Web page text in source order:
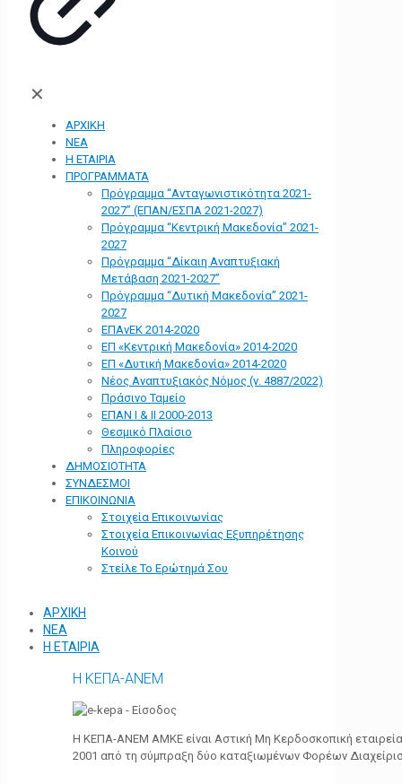
✕
ΑΡΧΙΚΗ
ΝΕΑ
Η ΕΤΑΙΡΙΑ
ΠΡΟΓΡΑΜΜΑΤΑ
Πρόγραμμα “Ανταγωνιστικότητα 2021-
2027” (ΕΠΑΝ/ΕΣΠΑ 2021-2027)
Πρόγραμμα “Κεντρική Μακεδονία” 2021-
2027
Πρόγραμμα “Δίκαιη Αναπτυξιακή
Μετάβαση 2021-2027”
Πρόγραμμα “Δυτική Μακεδονία” 2021-
2027
ΕΠΑνΕΚ 2014-2020
ΕΠ «Kεντρική Μακεδονία» 2014-2020
ΕΠ «Δυτική Μακεδονία» 2014-2020
Νέος Αναπτυξιακός Νόμος (ν. 4887/2022)
Πράσινο Ταμείο
ΕΠΑΝ Ι & ΙΙ 2000-2013
Θεσμικό Πλαίσιο
Πληροφορίες
ΔΗΜΟΣΙΟΤΗΤΑ
ΣΥΝΔΕΣΜΟΙ
ΕΠΙΚΟΙΝΩΝΙΑ
Στοιχεία Επικοινωνίας
Στοιχεία Επικοινωνίας Εξυπηρέτησης
Κοινού
Στείλε Το Ερώτημά Σου
ΑΡΧΙΚΗ
ΝΕΑ
Η ΕΤΑΙΡΙΑ
Η ΚΕΠΑ-ΑΝΕΜ
Η ΚΕΠΑ-ΑΝΕΜ ΑΜΚΕ είναι Αστική Μη Κερδοσκοπική
2001 από τη σύμπραξη δύο καταξιωμένων Φορέων